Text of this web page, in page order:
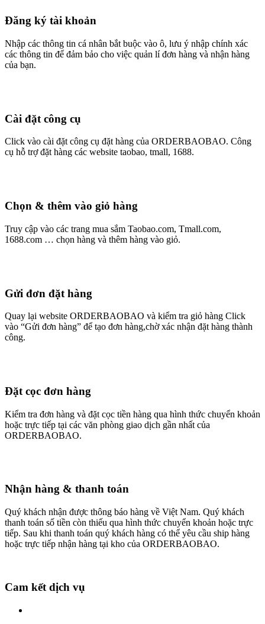
Đăng ký tài khoản
Nhập các thông tin cá nhân bắt buộc vào ô, lưu ý nhập chính xác
các thông tin để đảm bảo cho việc quản lí đơn hàng và nhận hàng
của bạn.
Cài đặt công cụ
Click vào cài đặt công cụ đặt hàng của ORDERBAOBAO. Công
cụ hỗ trợ đặt hàng các website taobao, tmall, 1688.
Chọn & thêm vào giỏ hàng
Truy cập vào các trang mua sắm Taobao.com, Tmall.com,
1688.com … chọn hàng và thêm hàng vào giỏ.
Gửi đơn đặt hàng
Quay lại website ORDERBAOBAO và kiểm tra giỏ hàng Click
vào “Gửi đơn hàng” để tạo đơn hàng,chờ xác nhận đặt hàng thành
công.
Đặt cọc đơn hàng
Kiểm tra đơn hàng và đặt cọc tiền hàng qua hình thức chuyển khoản
hoặc trực tiếp tại các văn phòng giao dịch gần nhất của
ORDERBAOBAO.
Nhận hàng & thanh toán
Quý khách nhận được thông báo hàng về Việt Nam. Quý khách
thanh toán số tiền còn thiếu qua hình thức chuyển khoản hoặc trực
tiếp. Sau khi thanh toán quý khách hàng có thể yêu cầu ship hàng
hoặc trực tiếp nhận hàng tại kho của ORDERBAOBAO.
Cam kết dịch vụ